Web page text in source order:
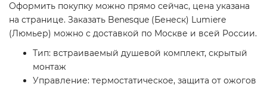
Оформить покупку можно прямо сейчас, цена указана
на странице. Заказать Benesque (Бенеск) Lumiere
(Люмьер) можно с доставкой по Москве и всей России.
Тип: встраиваемый душевой комплект, скрытый
монтаж
Управление: термостатическое, защита от ожогов